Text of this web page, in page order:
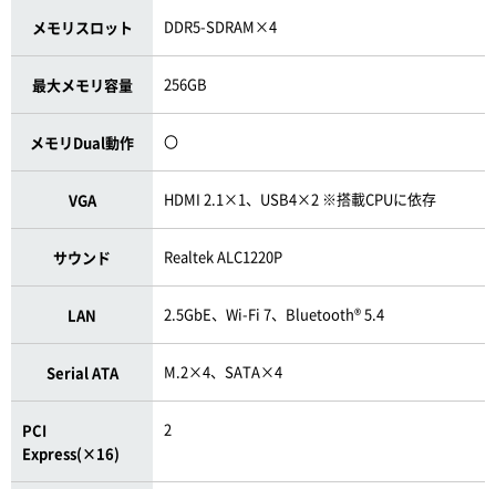
メモリスロット DDR5-SDRAM×4
最大メモリ容量 256GB
メモリDual動作 〇
VGA HDMI 2.1×1、USB4×2 ※搭載CPUに依存
サウンド Realtek ALC1220P
LAN 2.5GbE、Wi-Fi 7、Bluetooth® 5.4
Serial ATA M.2×4、SATA×4
PCI
Express(×16)
2